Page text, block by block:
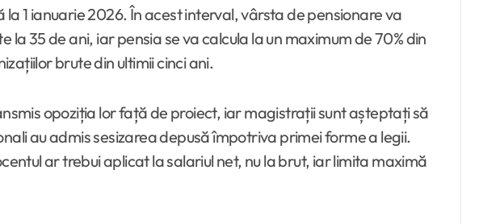
1 ianuarie 2026. În acest interval, vârsta de pensionare va
35 de ani, iar pensia se va calcula la un maximum de 70% din
brute din ultimii cinci ani.
opoziția lor față de proiect, iar magistrații sunt așteptați să
au admis sesizarea depusă împotriva primei forme a legii.
ar trebui aplicat la salariul net, nu la brut, iar limita maximă